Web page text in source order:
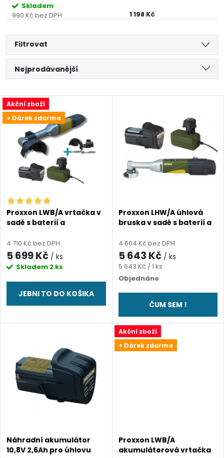
Skladem
1 198 Kč
990 Kč bez DPH
Filtrovat
Ř
a
z
n
í
p
r
o
u
ů
Nejprodávanější
Nejdražší
Abecedně
V
ý
s
p
r
o
d
u
k
Akční zboží
+ Dárek zdarma
Proxxon LWB/A vrtačka v
sadě s baterií a
4 710 Kč bez DPH
5 699 Kč / ks
Skladem 2 ks
JEBNI TO DO KOŠIKA
Proxxon LHW/A úhlová
bruska v sadě s baterií a
4 664 Kč bez DPH
5 643 Kč / ks
Měrná
cena:
5 643 Kč / 1 ks
Objednáno
ČUM SEM !
Náhradní akumulátor
10,8V 2,6Ah pro úhlovu
Akční zboží
+ Dárek zdarma
Proxxon LWB/A
akumulátorová vrtačka